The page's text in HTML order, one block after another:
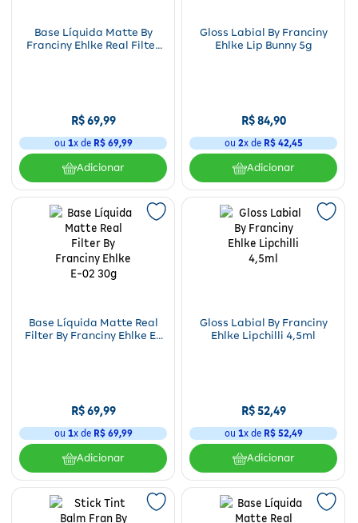
Base Líquida Matte By
Franciny Ehlke Real Filter
R$69,99
ou 1x de R$ 69,99
Adicionar
Gloss Labial By Franciny
Ehlke Lip Bunny 5g
R$84,90
ou 2x de R$ 42,45
Adicionar
Base Líquida Matte Real
Filter By Franciny Ehlke E-
R$69,99
ou 1x de R$ 69,99
Adicionar
Gloss Labial By Franciny
Ehlke Lipchilli 4,5ml
R$52,49
ou 1x de R$ 52,49
Adicionar